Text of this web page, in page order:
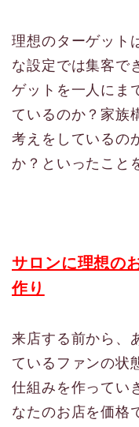
理想のターゲット
な設定では集客で
ゲットを一人にま
ているのか？家族
考えをしているの
か？といったこと
サロンに理想の
作り
来店する前から、
ているファンの状
仕組みを作ってい
なたのお店を価格